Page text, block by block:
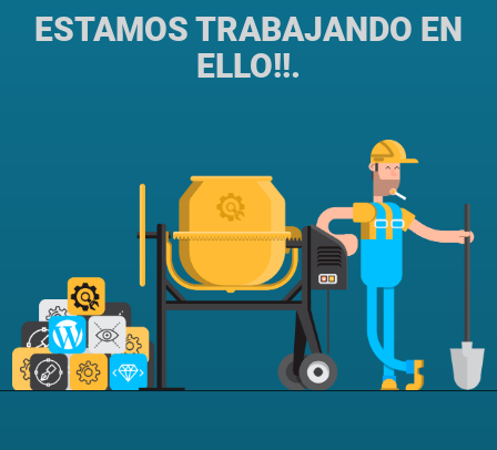
ESTAMOS TRABAJANDO EN
ELLO!!.